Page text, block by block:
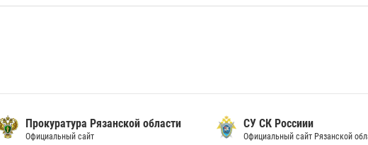
Прокуратура Рязанской области
Официальный сайт
СУ СК Россиии
Официальный сайт Рязанской